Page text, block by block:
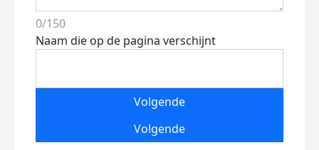
0/150
Naam die op de pagina verschijnt
Volgende
Volgende